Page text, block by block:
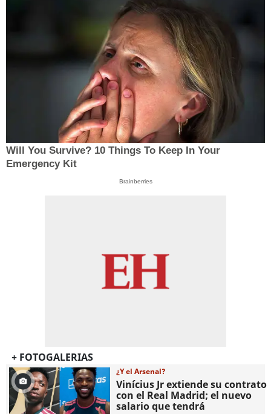
Will You Survive? 10 Things To Keep In Your
Emergency Kit
Brainberries
+ FOTOGALERIAS
¿Y el Arsenal?
Vinícius Jr extiende su contrato
con el Real Madrid; el nuevo
salario que tendrá